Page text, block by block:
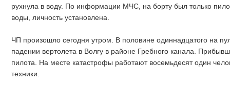
рухнула в воду. По информации МЧС, на борту был только
воды, личность установлена.
ЧП произошло сегодня утром. В половине одиннадцатого на
падении вертолета в Волгу в районе Гребного канала.
пилота. На месте катастрофы работают восемьдесят один
техники.